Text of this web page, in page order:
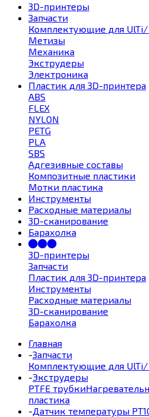
3D-принтеры
Запчасти
Комплектующие для UlTi/
Метизы
Механика
Экструдеры
Электроника
Пластик для 3D-принтера
ABS
FLEX
NYLON
PETG
PLA
SBS
Адгезивные составы
Композитные пластики
Мотки пластика
Инструменты
Расходные материалы
3D-сканирование
Барахолка
3D-принтеры
Запчасти
Пластик для 3D-принтера
Инструменты
Расходные материалы
3D-сканирование
Барахолка
Главная
-Запчасти
Комплектующие для UlTi/
-Экструдеры
PTFE трубки
пластика
-Датчик температуры